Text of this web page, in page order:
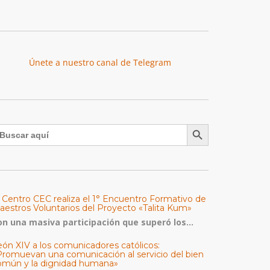
Únete a nuestro canal de Telegram
Botón de búsqueda
Centro CEC realiza el 1° Encuentro Formativo de
Voluntarios del Proyecto «Talita Kum»
una masiva participación que superó los...
XIV a los comunicadores católicos:
una comunicación al servicio del bien
y la dignidad humana»